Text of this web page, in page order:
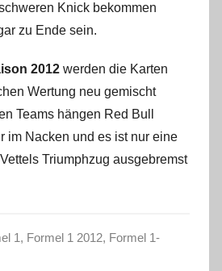
Knick bekommen
zu Ende sein.
2012 werden die Karten
Wertung neu gemischt
Teams hängen Red Bull
im Nacken und es ist nur eine
Triumphzug ausgebremst
1, Formel 1 2012, Formel 1-